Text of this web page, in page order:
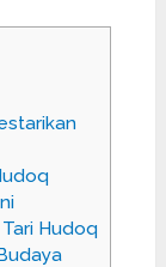
Hudoq